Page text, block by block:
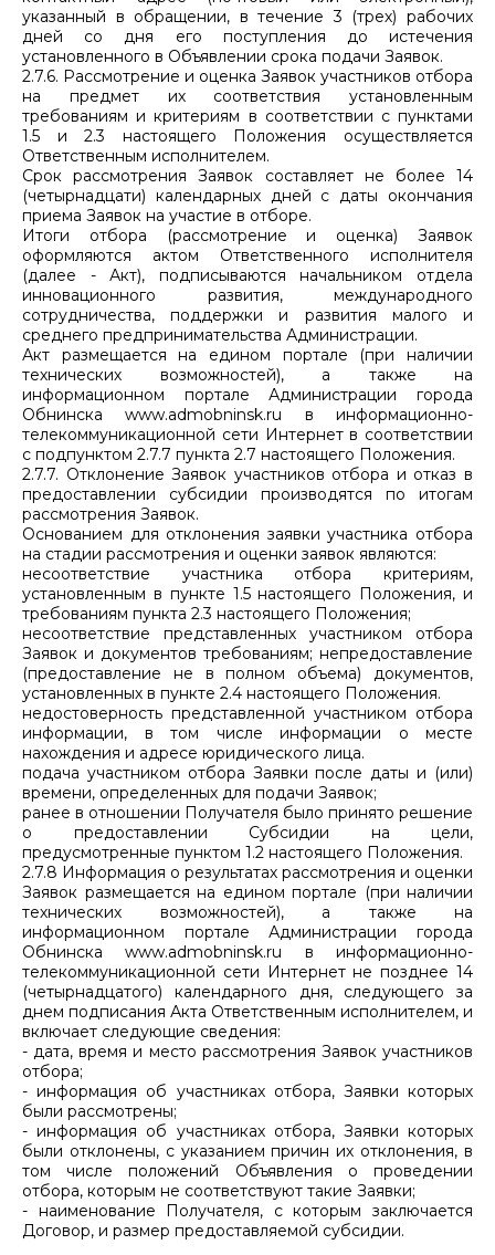
указанный в обращении, в течение 3 (трех) рабочих
дней со дня его поступления до истечения
установленного в Объявлении срока подачи Заявок.
2.7.6. Рассмотрение и оценка Заявок участников отбора
на предмет их соответствия установленным
требованиям и критериям в соответствии с пунктами
1.5 и 2.3 настоящего Положения осуществляется
Ответственным исполнителем.
Срок рассмотрения Заявок составляет не более 14
(четырнадцати) календарных дней с даты окончания
приема Заявок на участие в отборе.
Итоги отбора (рассмотрение и оценка) Заявок
оформляются актом Ответственного исполнителя
(далее - Акт), подписываются начальником отдела
инновационного развития, международного
сотрудничества, поддержки и развития малого и
среднего предпринимательства Администрации.
Акт размещается на едином портале (при наличии
технических возможностей), а также на
информационном портале Администрации города
Обнинска www.admobninsk.ru в информационно-
телекоммуникационной сети Интернет в соответствии
с подпунктом 2.7.7 пункта 2.7 настоящего Положения.
2.7.7. Отклонение Заявок участников отбора и отказ в
предоставлении субсидии производятся по итогам
рассмотрения Заявок.
Основанием для отклонения заявки участника отбора
на стадии рассмотрения и оценки заявок являются:
несоответствие участника отбора критериям,
установленным в пункте 1.5 настоящего Положения, и
требованиям пункта 2.3 настоящего Положения;
несоответствие представленных участником отбора
Заявок и документов требованиям; непредоставление
(предоставление не в полном объема) документов,
установленных в пункте 2.4 настоящего Положения.
недостоверность представленной участником отбора
информации, в том числе информации о месте
нахождения и адресе юридического лица.
подача участником отбора Заявки после даты и (или)
времени, определенных для подачи Заявок;
ранее в отношении Получателя было принято решение
о предоставлении Субсидии на цели,
предусмотренные пунктом 1.2 настоящего Положения.
2.7.8 Информация о результатах рассмотрения и оценки
Заявок размещается на едином портале (при наличии
технических возможностей), а также на
информационном портале Администрации города
Обнинска www.admobninsk.ru в информационно-
телекоммуникационной сети Интернет не позднее 14
(четырнадцатого) календарного дня, следующего за
днем подписания Акта Ответственным исполнителем, и
включает следующие сведения:
- дата, время и место рассмотрения Заявок участников
отбора;
- информация об участниках отбора, Заявки которых
были рассмотрены;
- информация об участниках отбора, Заявки которых
были отклонены, с указанием причин их отклонения, в
том числе положений Объявления о проведении
отбора, которым не соответствуют такие Заявки;
- наименование Получателя, с которым заключается
Договор, и размер предоставляемой субсидии.